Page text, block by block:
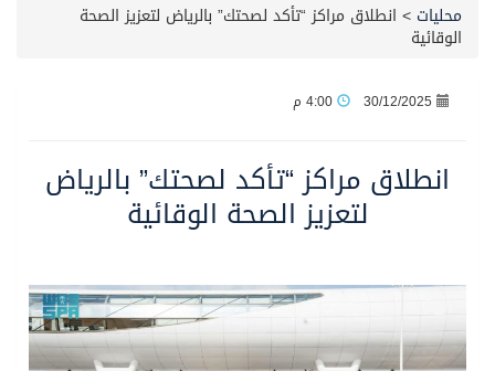
محافظ عفيف يؤدي صلاة عيد الأضحى
محليات > انطلاق مراكز “تأكد لصحتك” بالرياض لتعزيز الصحة
الوقائية
30/12/2025
انطلاق مراكز “تأكد لصحتك” بالرياض
لتعزيز الصحة الوقائية